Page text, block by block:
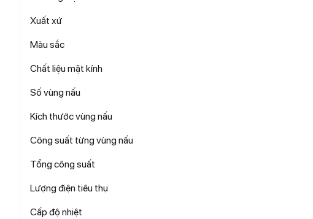
Xuất xứ
Màu sắc
Chất liệu mặt kính
Số vùng nấu
Kích thước vùng nấu
Công suất từng vùng nấu
Tổng công suất
Lượng điện tiêu thụ
Cấp độ nhiệt